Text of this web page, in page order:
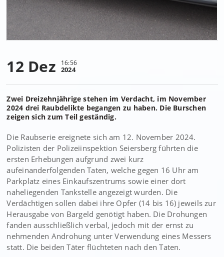
12 Dez 16:56
2024
Zwei Dreizehnjährige stehen im Verdacht, im November
2024 drei Raubdelikte begangen zu haben. Die Burschen
zeigen sich zum Teil geständig.
Die Raubserie ereignete sich am 12. November 2024.
Polizisten der Polizeiinspektion Seiersberg führten die
ersten Erhebungen aufgrund zwei kurz
aufeinanderfolgenden Taten, welche gegen 16 Uhr am
Parkplatz eines Einkaufszentrums sowie einer dort
naheliegenden Tankstelle angezeigt wurden. Die
Verdächtigen sollen dabei ihre Opfer (14 bis 16) jeweils zur
Herausgabe von Bargeld genötigt haben. Die Drohungen
fanden ausschließlich verbal, jedoch mit der ernst zu
nehmenden Androhung unter Verwendung eines Messers
statt. Die beiden Täter flüchteten nach den Taten.